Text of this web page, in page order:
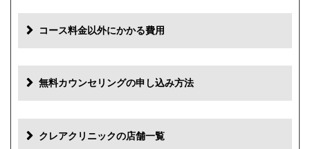
コース料金以外にかかる費用
初診料 0円
再診料 0円
無料カウンセリングの申し込み方法
クレアクリニックの店舗一覧